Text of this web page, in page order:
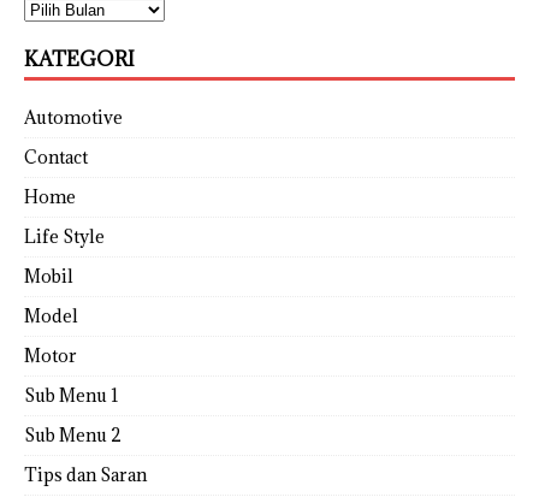
KATEGORI
Automotive
Contact
Home
Life Style
Mobil
Model
Motor
Sub Menu 1
Sub Menu 2
Tips dan Saran